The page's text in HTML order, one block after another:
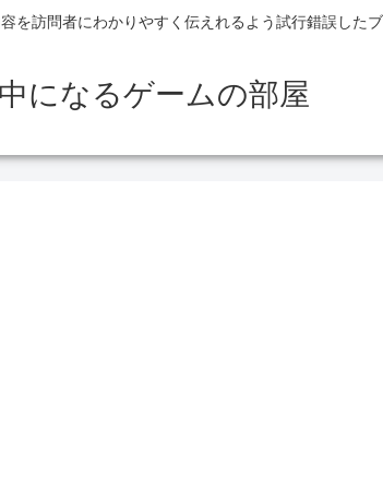
を訪問者にわかりやすく伝えれるよう試行錯誤した
になるゲームの部屋